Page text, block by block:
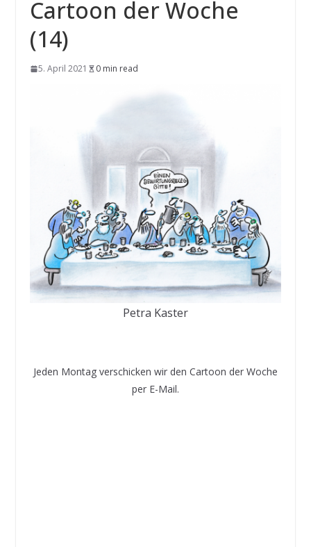
Cartoon der Woche
(14)
5. April 2021 0 min read
Petra Kaster
Jeden Montag verschicken wir den Cartoon der Woche
per E-Mail.